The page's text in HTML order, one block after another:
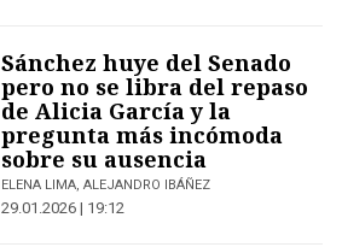
Sánchez huye del Senado
pero no se libra del repaso
de Alicia García y la
pregunta más incómoda
sobre su ausencia
ELENA LIMA, ALEJANDRO IBÁÑEZ
29.01.2026 | 19:12